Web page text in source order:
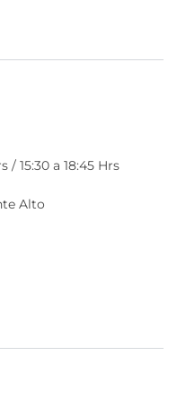
/ 15:30 a 18:45 Hrs
Alto